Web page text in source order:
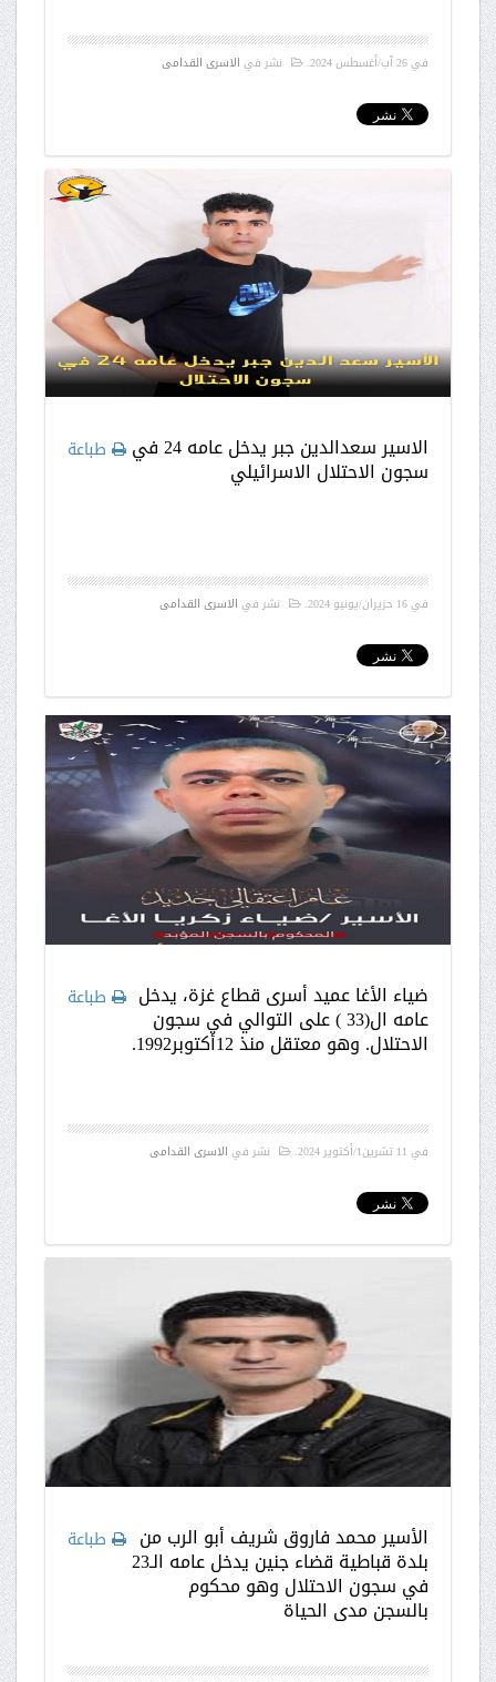
في26 آب/أغسطس 2024 . نشر في الاسرى القدامى
طباعة الاسير سعدالدين جبر يدخل عامه 24 في
سجون الاحتلال الاسرائيلي
في16 حزيران/يونيو 2024 . نشر في الاسرى القدامى
طباعة ضياء الأغا عميد أسرى قطاع غزة، يدخل
عامه ال(33 ) على التوالي في سجون
الاحتلال. وهو معتقل منذ 12أكتوبر1992.
في 11 تشرين1/أكتوير 2024 . نشر في الاسرى القدامى
طباعة الأسير محمد فاروق شريف أبو الرب من
بلدة قباطية قضاء جنين يدخل عامه الـ23
في سجون الاحتلال وهو محكوم
بالسجن مدى الحياة